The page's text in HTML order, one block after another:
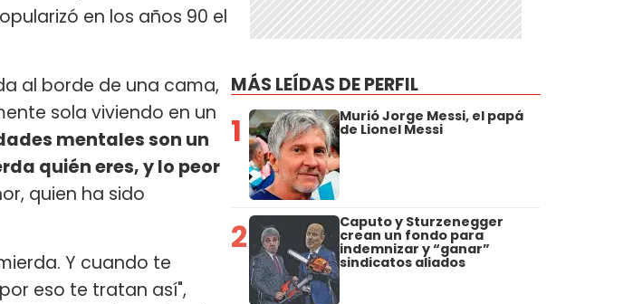
en los años 90 el
al borde de una cama,
sola viviendo en un
mentales son un
quién eres, y lo peor
quien ha sido
Y cuando te
eso te tratan así",
MÁS LEÍDAS DE PERFIL
1 Murió Jorge Messi, el papá
de Lionel Messi
2 Caputo y Sturzenegger
crean un fondo para
indemnizar y “ganar”
sindicatos aliados